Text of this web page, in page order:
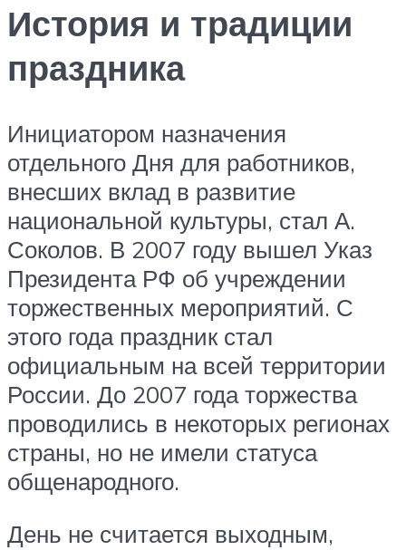
История и традиции
праздника
Инициатором назначения
отдельного Дня для работников,
внесших вклад в развитие
национальной культуры, стал А.
Соколов. В 2007 году вышел Указ
Президента РФ об учреждении
торжественных мероприятий. С
этого года праздник стал
официальным на всей территории
России. До 2007 года торжества
проводились в некоторых регионах
страны, но не имели статуса
общенародного.
День не считается выходным,